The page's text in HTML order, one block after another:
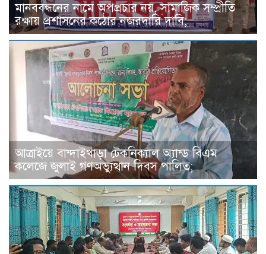
মানববন্ধনের নামে অপপ্রচার নয়, সামাজিক সম্প্রীতি
রক্ষায় প্রশাসনের কঠোর নজরদারি দাবি;
আত্রাইয়ে বান্দাইখাড়া টেকনিক্যাল অ্যান্ড বিএম
কলেজে জুলাই গণঅভ্যুত্থান দিবস পালিত;